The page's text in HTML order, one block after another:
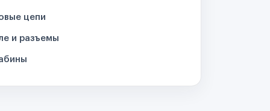
цепи
и разъемы